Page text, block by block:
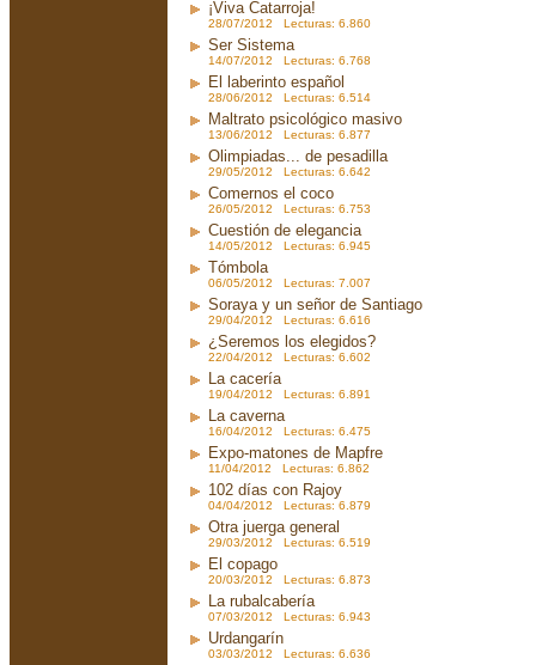
¡Viva Catarroja!
28/07/2012 Lecturas: 6.860
Ser Sistema
14/07/2012 Lecturas: 6.768
El laberinto español
28/06/2012 Lecturas: 6.514
Maltrato psicológico masivo
13/06/2012 Lecturas: 6.877
Olimpiadas... de pesadilla
29/05/2012 Lecturas: 6.642
Comernos el coco
26/05/2012 Lecturas: 6.753
Cuestión de elegancia
14/05/2012 Lecturas: 6.945
Tómbola
06/05/2012 Lecturas: 7.007
Soraya y un señor de Santiago
29/04/2012 Lecturas: 6.616
¿Seremos los elegidos?
22/04/2012 Lecturas: 6.602
La cacería
19/04/2012 Lecturas: 6.891
La caverna
16/04/2012 Lecturas: 6.475
Expo-matones de Mapfre
11/04/2012 Lecturas: 6.862
102 días con Rajoy
04/04/2012 Lecturas: 6.879
Otra juerga general
29/03/2012 Lecturas: 6.519
El copago
20/03/2012 Lecturas: 6.873
La rubalcabería
07/03/2012 Lecturas: 6.943
Urdangarín
03/03/2012 Lecturas: 6.636